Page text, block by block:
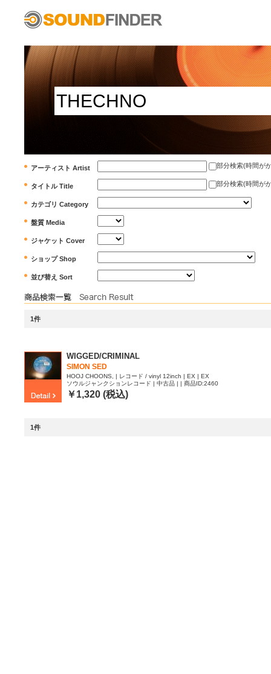
アーティスト Artist 部分検索(時間が
タイトル Title 部分検索(時間が
カテゴリ Category
盤質 Media
ジャケット Cover
ショップ Shop
並び替え Sort
1件
WIGGED/CRIMINAL
SIMON SED
HOOJ CHOONS, | レコード / vinyl 12inch | EX | EX
ソウルジャンクションレコード | 中古品 | | 商品ID:2460
524
￥1,320 (税込)
1件